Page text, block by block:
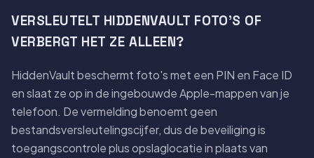
VERSLEUTELT HIDDENVAULT FOTO'S OF
VERBERGT HET ZE ALLEEN?
HiddenVault beschermt foto's met een PIN en Face ID
en slaat ze op in de ingebouwde Apple-mappen van je
telefoon. De vermelding benoemt geen
bestandsversleutelingscijfer, dus de beveiliging is
toegangscontrole plus opslaglocatie in plaats van